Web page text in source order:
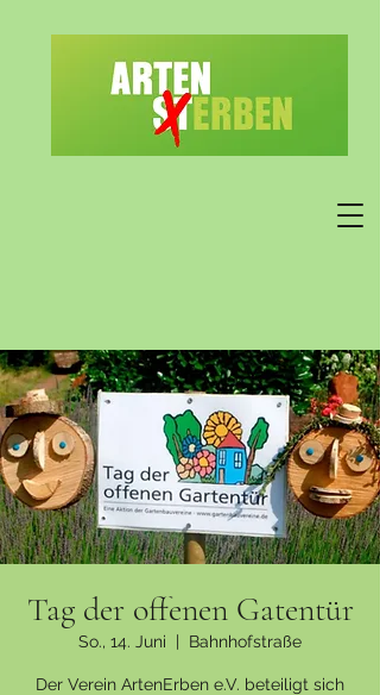
Tag der offenen Gatentür
So., 14. Juni Bahnhofstraße
Der Verein ArtenErben e.V. beteiligt sich